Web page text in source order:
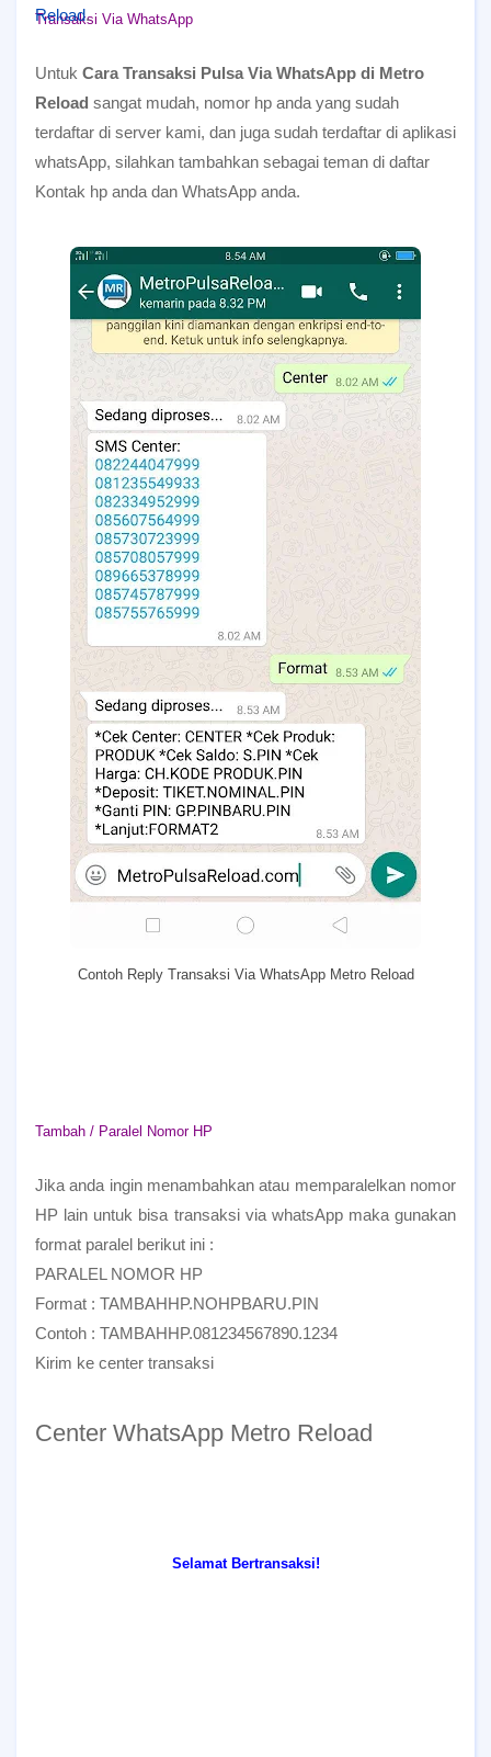
Reload.
Transaksi Via WhatsApp
Untuk Cara Transaksi Pulsa Via WhatsApp di Metro
Reload sangat mudah, nomor hp anda yang sudah
terdaftar di server kami, dan juga sudah terdaftar di aplikasi
whatsApp, silahkan tambahkan sebagai teman di daftar
Kontak hp anda dan WhatsApp anda.
Contoh Reply Transaksi Via WhatsApp Metro Reload
Tambah / Paralel Nomor HP
Jika anda ingin menambahkan atau memparalelkan nomor
HP lain untuk bisa transaksi via whatsApp maka gunakan
format paralel berikut ini :
PARALEL NOMOR HP
Format : TAMBAHHP.NOHPBARU.PIN
Contoh : TAMBAHHP.081234567890.1234
Kirim ke center transaksi
Center WhatsApp Metro Reload
Selamat Bertransaksi!